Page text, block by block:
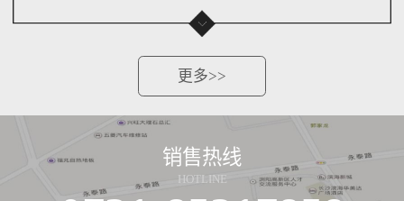
更多>>
销售热线
HOTLINE